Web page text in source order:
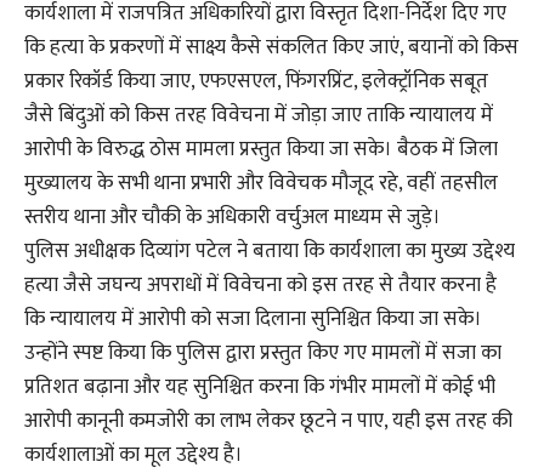
कार्यशाला में राजपत्रित अधिकारियों द्वारा विस्तृत दिशा-निर्देश दिए गए
कि हत्या के प्रकरणों में साक्ष्य कैसे संकलित किए जाएं, बयानों को किस
प्रकार रिकॉर्ड किया जाए, एफएसएल, फिंगरप्रिंट, इलेक्ट्रॉनिक सबूत
जैसे बिंदुओं को किस तरह विवेचना में जोड़ा जाए ताकि न्यायालय में
आरोपी के विरुद्ध ठोस मामला प्रस्तुत किया जा सके। बैठक में जिला
मुख्यालय के सभी थाना प्रभारी और विवेचक मौजूद रहे, वहीं तहसील
स्तरीय थाना और चौकी के अधिकारी वर्चुअल माध्यम से जुड़े।
पुलिस अधीक्षक दिव्यांग पटेल ने बताया कि कार्यशाला का मुख्य उद्देश्य
हत्या जैसे जघन्य अपराधों में विवेचना को इस तरह से तैयार करना है
कि न्यायालय में आरोपी को सजा दिलाना सुनिश्चित किया जा सके।
उन्होंने स्पष्ट किया कि पुलिस द्वारा प्रस्तुत किए गए मामलों में सजा का
प्रतिशत बढ़ाना और यह सुनिश्चित करना कि गंभीर मामलों में कोई भी
आरोपी कानूनी कमजोरी का लाभ लेकर छूटने न पाए, यही इस तरह की
कार्यशालाओं का मूल उद्देश्य है।